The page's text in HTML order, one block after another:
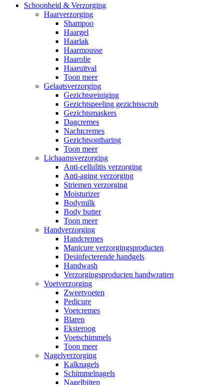
Schoonheid & Verzorging
Haarverzorging
Shampoo
Haargel
Haarlak
Haarmousse
Haarolie
Haaruitval
Toon meer
Gelaatsverzorging
Gezichtsreiniging
Gezichtspeeling gezichtsscrub
Gezichtsmaskers
Dagcremes
Nachtcremes
Gezichtsontharing
Toon meer
Lichaamsverzorging
Anti-cellulitis verzorging
Anti-aging verzorging
Striemen verzorging
Moisturizer
Bodymilk
Body butter
Toon meer
Handverzorging
Handcremes
Manicure verzorgingsproducten
Desinfecterende handgels
Handwash
Verzorgingsproducten handwratten
Voetverzorging
Zweetvoeten
Pedicure
Voetcremes
Blaren
Eksteroog
Voetschimmels
Toon meer
Nagelverzorging
Kalknagels
Schimmelnagels
Nagelbijten